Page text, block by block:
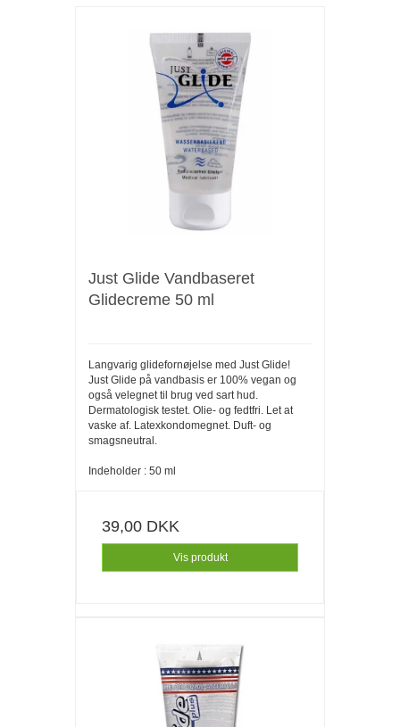
Just Glide Vandbaseret
Glidecreme 50 ml
Langvarig glidefornøjelse med Just Glide!
Just Glide på vandbasis er 100% vegan og
også velegnet til brug ved sart hud.
Dermatologisk testet. Olie- og fedtfri. Let at
vaske af. Latexkondomegnet. Duft- og
smagsneutral.
Indeholder : 50 ml
39,00 DKK
Vis produkt